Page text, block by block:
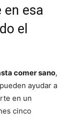
esa
el
comer sano,
ayudar a
en un
cinco